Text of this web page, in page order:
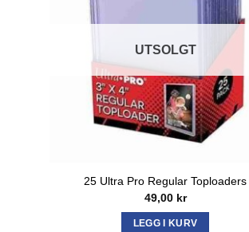
UTSOLGT
25 Ultra Pro Regular Toploaders
49,00 kr
LEGG I KURV